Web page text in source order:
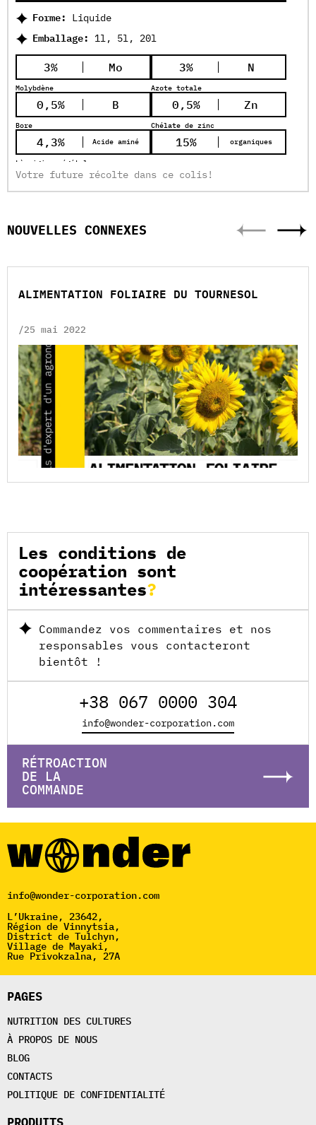
Forme:
Liquide
Emballage:
1l, 5l, 20l
3% Mo
Molybdène
3% N
Azote totale
0,5% B
Bore
0,5% Zn
Chélate de zinc
4,3% Acide aminé
L`origine végétal
15% organiques
3,8 pH 1,15
Votre future récolte dans ce colis!
NOUVELLES CONNEXES
ALIMENTATION FOLIAIRE DU TOURNESOL
/25 mai 2022
Les conditions de
coopération sont
intéressantes
Commandez vos commentaires et nos
responsables vous contacteront
bientôt !
+38 067 0000 304
info@wonder-corporation.com
RÉTROACTION
DE LA
COMMANDE
info@wonder-corporation.com
L’Ukraine, 23642,
Région de Vinnytsia,
District de Tulchyn,
Village de Mayaki,
Rue Privokzalna, 27A
PAGES
NUTRITION DES CULTURES
À PROPOS DE NOUS
BLOG
CONTACTS
POLITIQUE DE CONFIDENTIALITÉ